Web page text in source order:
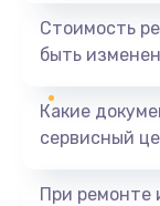
Стоимость
быть
Какие
сервисный
При ремонте